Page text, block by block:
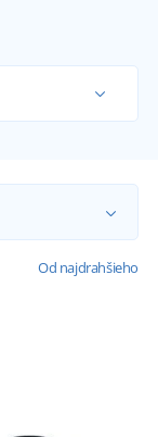
Od najdrahšieho